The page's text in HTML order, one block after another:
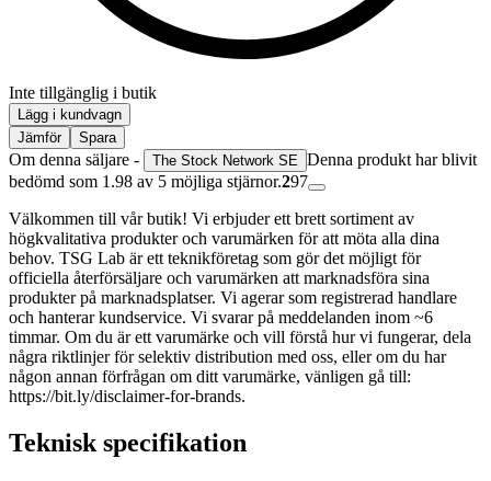
Inte tillgänglig i butik
Lägg i kundvagn
Jämför
Spara
Om denna säljare - The Stock Network SE Denna produkt har blivit
bedömd som 1.98 av 5 möjliga stjärnor.297
Välkommen till vår butik! Vi erbjuder ett brett sortiment av
högkvalitativa produkter och varumärken för att möta alla dina
behov. TSG Lab är ett teknikföretag som gör det möjligt för
officiella återförsäljare och varumärken att marknadsföra sina
produkter på marknadsplatser. Vi agerar som registrerad handlare
och hanterar kundservice. Vi svarar på meddelanden inom ~6
timmar. Om du är ett varumärke och vill förstå hur vi fungerar, dela
några riktlinjer för selektiv distribution med oss, eller om du har
någon annan förfrågan om ditt varumärke, vänligen gå till:
https://bit.ly/disclaimer-for-brands.
Teknisk specifikation